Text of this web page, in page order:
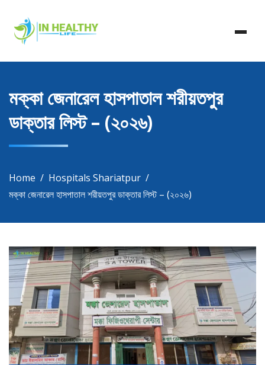
content
In Healthy Life
In Healthy Life, Healthy Life, Health Life, Doctor List,
Doctor Listing
মক্কা জেনারেল হাসপাতাল শরীয়তপুর
ডাক্তার লিস্ট – (২০২৬)
Home
Hospitals Shariatpur
মক্কা জেনারেল হাসপাতাল শরীয়তপুর ডাক্তার লিস্ট – (২০২৬)